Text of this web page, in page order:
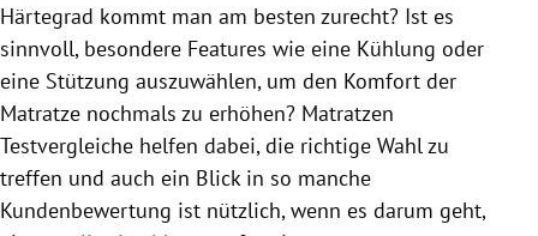
Härtegrad kommt man am besten zurecht? Ist es
sinnvoll, besondere Features wie eine Kühlung oder
eine Stützung auszuwählen, um den Komfort der
Matratze nochmals zu erhöhen? Matratzen
Testvergleiche helfen dabei, die richtige Wahl zu
treffen und auch ein Blick in so manche
Kundenbewertung ist nützlich, wenn es darum geht,